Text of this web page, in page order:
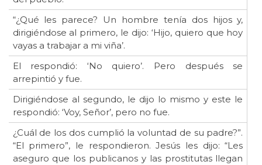
“¿Qué les parece? Un hombre tenía dos hijos y,
dirigiéndose al primero, le dijo: ‘Hijo, quiero que hoy
vayas a trabajar a mi viña’.
El respondió: ‘No quiero’. Pero después se
arrepintió y fue.
Dirigiéndose al segundo, le dijo lo mismo y este le
respondió: ‘Voy, Señor’, pero no fue.
¿Cuál de los dos cumplió la voluntad de su padre?”.
“El primero”, le respondieron. Jesús les dijo: “Les
aseguro que los publicanos y las prostitutas llegan